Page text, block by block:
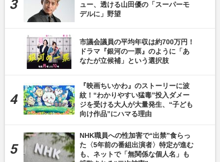
ュー、透ける山田優の「スーパーモ
デルに」野望
市議会議員の平均年収は約700万円！
ドラマ『銀河の一票』のように「あ
なたが立候補」という選択肢
『映画ちいかわ』のストーリーに波
紋！“わかりやすい猛毒”投入ダメー
ジを受ける大人が大量発生、“子ども
向け作品”にハマる理由
NHK職員への性加害で“出禁”食らっ
た〈5年前の番組出演者〉特定が進む
も、ネットで「無関係な個人名」も